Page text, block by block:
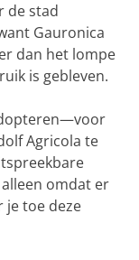
de stad
Gauronica
dan het lompe
is gebleven.
Agricola te
omdat er
je toe deze